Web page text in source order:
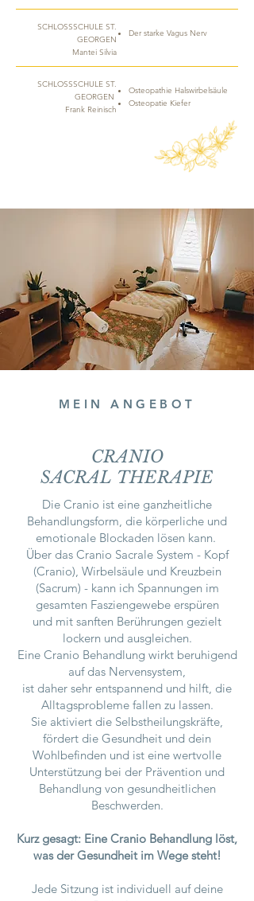
SCHLOSSSCHULE ST.
GEORGEN
Mantei Silvia
Der starke Vagus Nerv
SCHLOSSSCHULE ST.
GEORGEN
Frank Reinisch
Osteopathie Halswirbelsäule
Osteopatie Kiefer
MEIN ANGEBOT
CRANIO
SACRAL THERAPIE
Die Cranio ist eine ganzheitliche
Behandlungsform, die körperliche und
emotionale Blockaden lösen kann.
Über das Cranio Sacrale System - Kopf
(Cranio), Wirbelsäule und Kreuzbein
(Sacrum) - kann ich Spannungen im
gesamten Fasziengewebe erspüren
und mit sanften Berührungen gezielt
lockern und ausgleichen.
Eine Cranio Behandlung wirkt beruhigend
auf das Nervensystem,
ist daher sehr entspannend und hilft, die
Alltagsprobleme fallen zu lassen.
Sie aktiviert die Selbstheilungskräfte,
fördert die Gesundheit und dein
Wohlbefinden und ist eine wertvolle
Unterstützung bei der Prävention und
Behandlung von gesundheitlichen
Beschwerden.
Kurz gesagt: Eine Cranio Behandlung löst,
was der Gesundheit im Wege steht!
Jede Sitzung ist individuell auf deine